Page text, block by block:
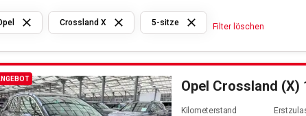
Crossland X 5-sitze Filter löschen
Opel Crossland (X) 1.2 Turbo
Kilometerstand